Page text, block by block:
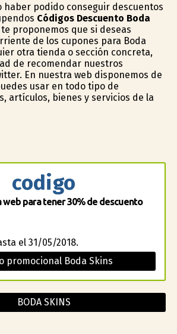
haber podido conseguir descuentos
Códigos Descuento Boda
proponemos que si deseas
de los cupones para Boda
otra tienda o sección concreta,
de recomendar nuestros
En nuestra web disponemos de
usar en todo tipo de
artículos, bienes y servicios de la
codigo
web para tener 30% de descuento
el 31/05/2018.
promocional Boda Skins
BODA SKINS